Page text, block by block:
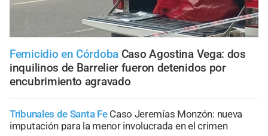
Femicidio en Córdoba Caso Agostina Vega: dos
inquilinos de Barrelier fueron detenidos por
encubrimiento agravado
Tribunales de Santa Fe Caso Jeremías Monzón: nueva
imputación para la menor involucrada en el crimen